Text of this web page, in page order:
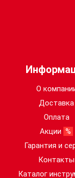
Тип
звукового
О
Доставка
Оплата
Акции %
Гарантия и
Контакты
Каталог